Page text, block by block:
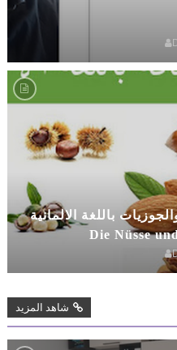
باللغة الالمانية
Die Nüsse
شاهد المزيد